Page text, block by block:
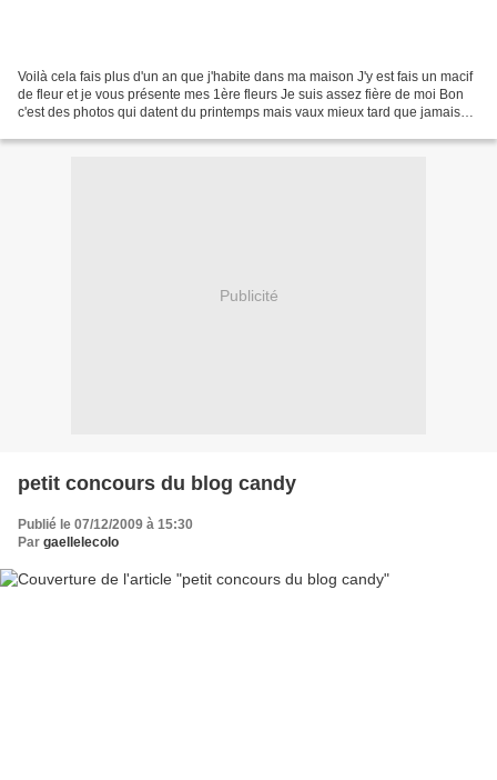
Voilà cela fais plus d'un an que j'habite dans ma maison J'y est fais un macif
de fleur et je vous présente mes 1ère fleurs Je suis assez fière de moi Bon
c'est des photos qui datent du printemps mais vaux mieux tard que jamais
Publicité
petit concours du blog candy
Publié le 07/12/2009 à 15:30
Par gaellelecolo